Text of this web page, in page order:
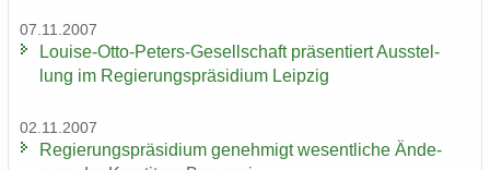
07.11.2007
Louise-​Otto-Peters-Gesellschaft prä­sen­tiert Aus­stel­
lung im Re­gie­rungs­prä­si­di­um Leip­zig
02.11.2007
Re­gie­rungs­prä­si­di­um ge­neh­migt we­sent­li­che Än­de­